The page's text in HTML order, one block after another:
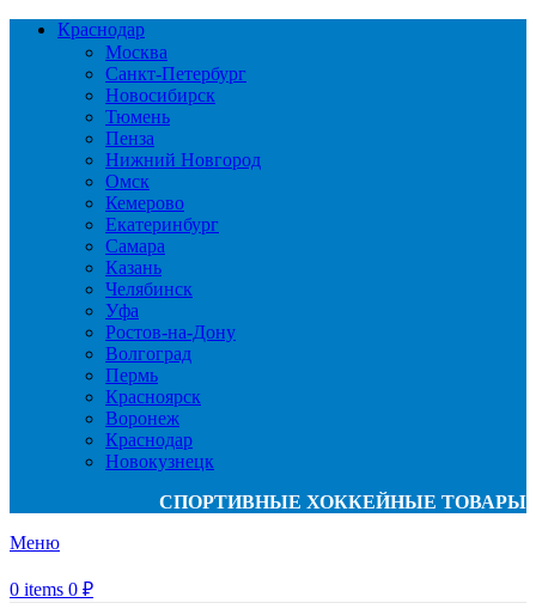
Краснодар
Москва
Санкт-Петербург
Новосибирск
Тюмень
Пенза
Нижний Новгород
Омск
Кемерово
Екатеринбург
Самара
Казань
Челябинск
Уфа
Ростов-на-Дону
Волгоград
Пермь
Красноярск
Воронеж
Краснодар
Новокузнецк
СПОРТИВНЫЕ ХОККЕЙНЫЕ ТОВАРЫ
Меню
0 items 0 ₽